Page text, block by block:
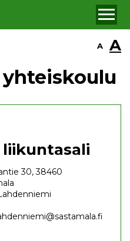
A A
30, 38460